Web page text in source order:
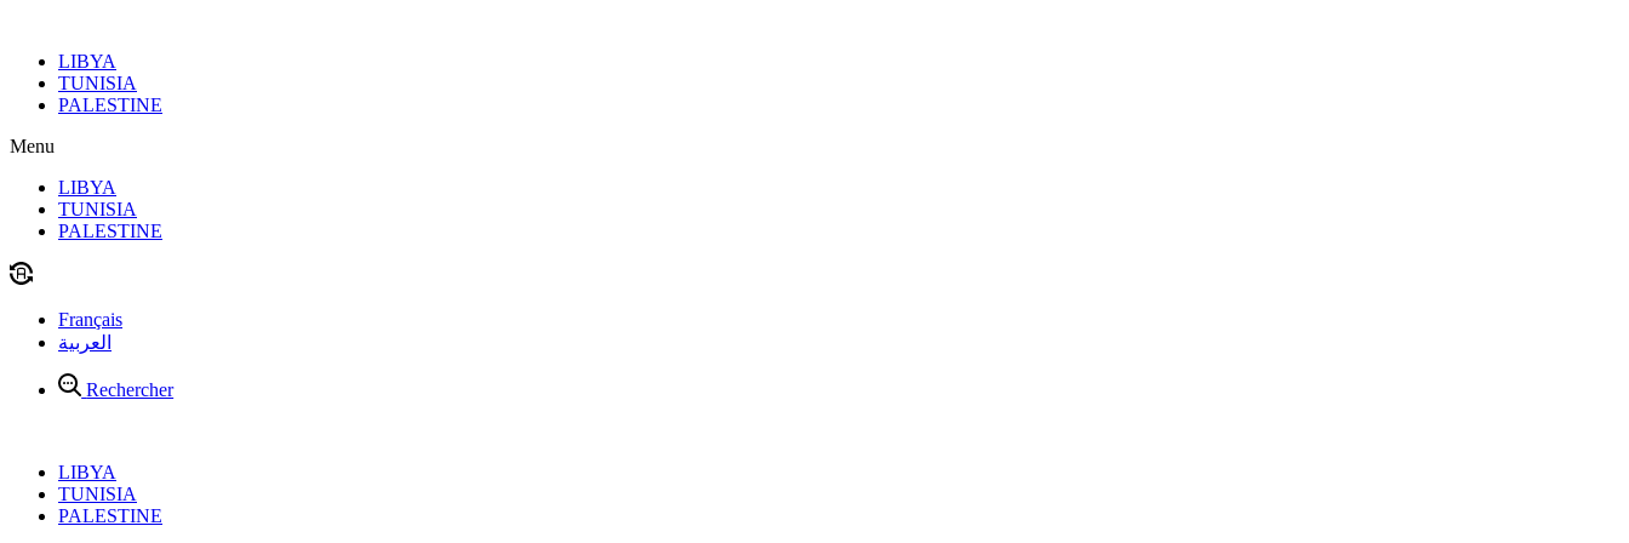
contenuLIBYA
TUNISIA
PALESTINE
Menu
LIBYA
TUNISIA
PALESTINE
Français
العربية
Rechercher
LIBYA
TUNISIA
PALESTINE